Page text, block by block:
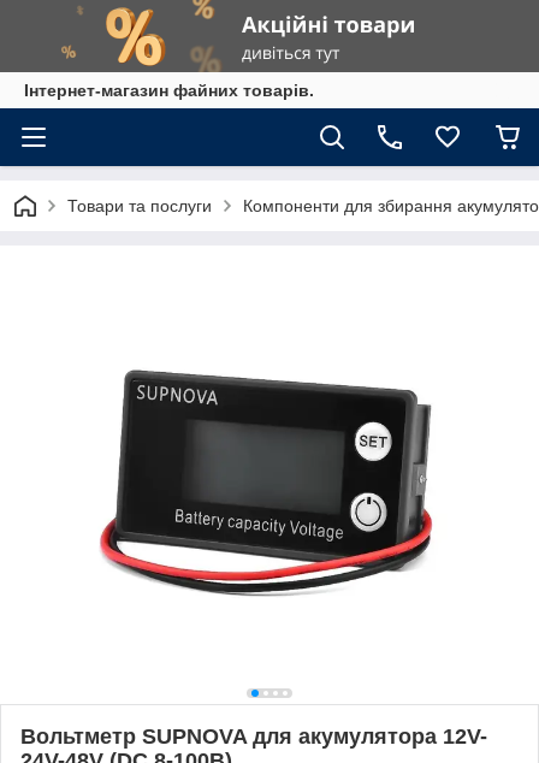
Інтернет-магазин файних товарів.
Товари та послуги Компоненти для збирання
Вольтметр SUPNOVA для акумулятора 12V-